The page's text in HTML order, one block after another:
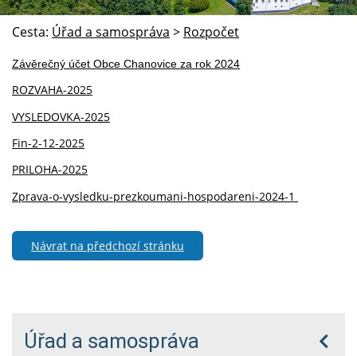
Cesta: Úřad a samospráva > Rozpočet
Závěrečný účet Obce Chanovice za rok 2024
ROZVAHA-2025
VYSLEDOVKA-2025
Fin-2-12-2025
PRILOHA-2025
Zprava-o-vysledku-prezkoumani-hospodareni-2024-1
Návrat na předchozí stránku
Úřad a samospráva